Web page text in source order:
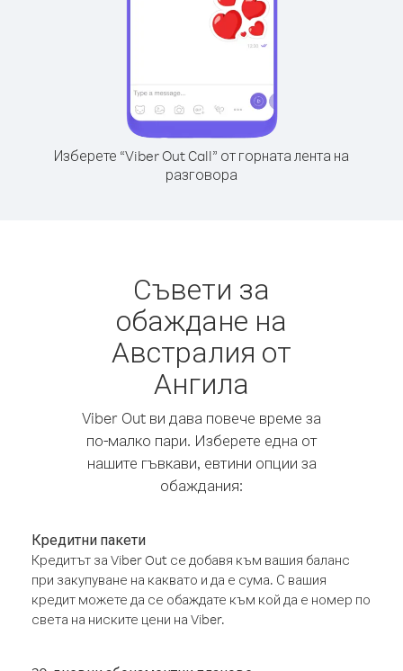
Изберете “Viber Out Call” от горната лента на
разговора
Съвети за
обаждане на
Австралия от
Ангила
Viber Out ви дава повече време за
по-малко пари. Изберете една от
нашите гъвкави, евтини опции за
обаждания:
Кредитни пакети
Кредитът за Viber Out се добавя към вашия баланс
при закупуване на каквато и да е сума. С вашия
кредит можете да се обаждате към кой да е номер по
света на ниските цени на Viber.